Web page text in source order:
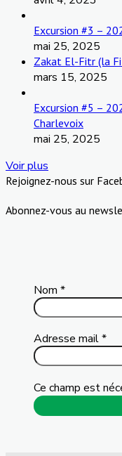
Excursion #3 –
mai 25, 2025
Zakat El-Fitr (la
mars 15, 2025
Excursion #5 –
Charlevoix
mai 25, 2025
Voir plus
Rejoignez-nous sur
Abonnez-vous au
Nom *
Adresse mail*
Ce champ est